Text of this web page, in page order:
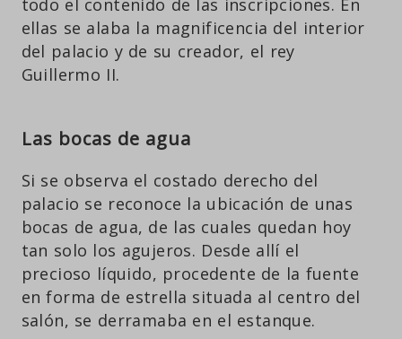
todo el contenido de las inscripciones. En
ellas se alaba la magnificencia del interior
del palacio y de su creador, el rey
Guillermo II.
Las bocas de agua
Si se observa el costado derecho del
palacio se reconoce la ubicación de unas
bocas de agua, de las cuales quedan hoy
tan solo los agujeros. Desde allí el
precioso líquido, procedente de la fuente
en forma de estrella situada al centro del
salón, se derramaba en el estanque.